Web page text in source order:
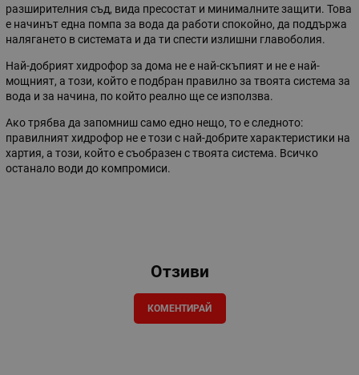
разширителния съд, вида пресостат и минималните защити. Това
е начинът една помпа за вода да работи спокойно, да поддържа
налягането в системата и да ти спести излишни главоболия.
Най-добрият хидрофор за дома не е най-скъпият и не е най-
мощният, а този, който е подбран правилно за твоята система за
вода и за начина, по който реално ще се използва.
Ако трябва да запомниш само едно нещо, то е следното:
правилният хидрофор не е този с най-добрите характеристики на
хартия, а този, който е съобразен с твоята система. Всичко
останало води до компромиси.
Отзиви
КОМЕНТИРАЙ